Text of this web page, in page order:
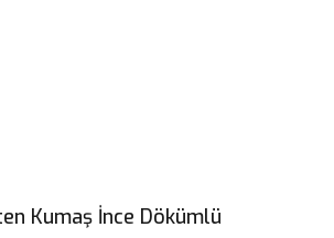
Kumaş İnce Dökümlü